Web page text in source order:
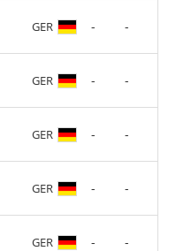
GER - -
GER - -
GER - -
GER - -
GER - -